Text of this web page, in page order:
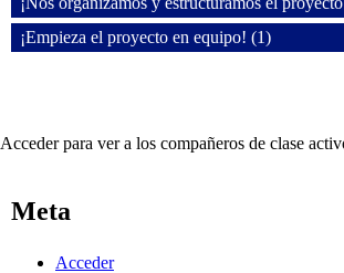
¡Empieza el proyecto en equipo! (1)
Acceder para ver a los compañeros de clase
Meta
Acceder